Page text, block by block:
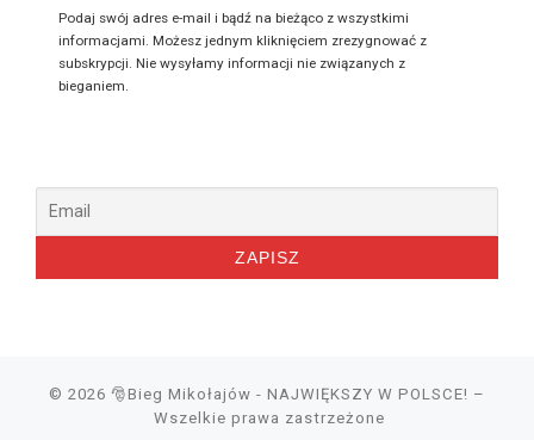
Podaj swój adres e-mail i bądź na bieżąco z wszystkimi
informacjami. Możesz jednym kliknięciem zrezygnować z
subskrypcji. Nie wysyłamy informacji nie związanych z
bieganiem.
© 2026 🎅Bieg Mikołajów - NAJWIĘKSZY W POLSCE! –
Wszelkie prawa zastrzeżone